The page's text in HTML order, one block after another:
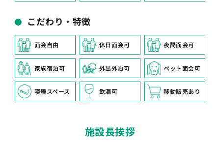
こだわり・特徴
面会自由 休日面会可 夜間面会可
家族宿泊可 外出外泊可 ペット面会可
喫煙スペース 飲酒可 移動販売あり
施設長挨拶